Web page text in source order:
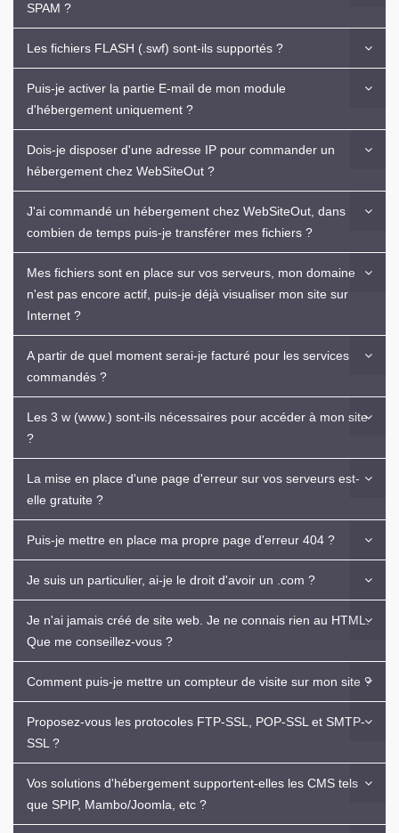
SPAM ?
Les fichiers FLASH (.swf) sont-ils supportés ?
Puis-je activer la partie E-mail de mon module
d'hébergement uniquement ?
Dois-je disposer d'une adresse IP pour commander un
hébergement chez WebSiteOut ?
J'ai commandé un hébergement chez WebSiteOut, dans
combien de temps puis-je transférer mes fichiers ?
Mes fichiers sont en place sur vos serveurs, mon domaine
n'est pas encore actif, puis-je déjà visualiser mon site sur
Internet ?
A partir de quel moment serai-je facturé pour les services
commandés ?
Les 3 w (www.) sont-ils nécessaires pour accéder à mon site
?
La mise en place d'une page d'erreur sur vos serveurs est-
elle gratuite ?
Puis-je mettre en place ma propre page d'erreur 404 ?
Je suis un particulier, ai-je le droit d'avoir un .com ?
Je n'ai jamais créé de site web. Je ne connais rien au HTML.
Que me conseillez-vous ?
Comment puis-je mettre un compteur de visite sur mon site ?
Proposez-vous les protocoles FTP-SSL, POP-SSL et SMTP-
SSL ?
Vos solutions d'hébergement supportent-elles les CMS tels
que SPIP, Mambo/Joomla, etc ?